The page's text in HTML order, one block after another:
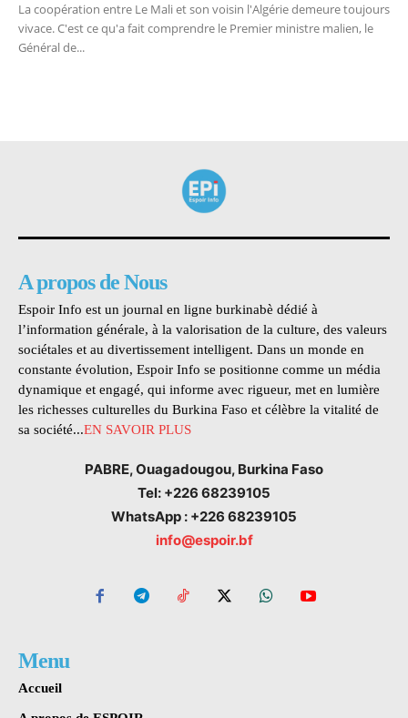
La coopération entre Le Mali et son voisin l'Algérie demeure toujours
vivace. C'est ce qu'a fait comprendre le Premier ministre malien, le
Général de...
A propos de Nous
Espoir Info est un journal en ligne burkinabè dédié à
l’information générale, à la valorisation de la culture, des valeurs
sociétales et au divertissement intelligent. Dans un monde en
constante évolution, Espoir Info se positionne comme un média
dynamique et engagé, qui informe avec rigueur, met en lumière
les richesses culturelles du Burkina Faso et célèbre la vitalité de
sa société...EN SAVOIR PLUS
PABRE, Ouagadougou, Burkina Faso
Tel: +226 68239105
WhatsApp : +226 68239105
info@espoir.bf
Menu
Accueil